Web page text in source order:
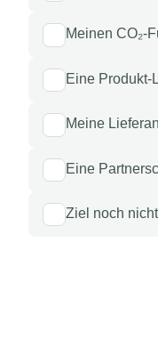
Meinen CO₂-
Eine Produkt-
Meine
Eine
Ziel noch